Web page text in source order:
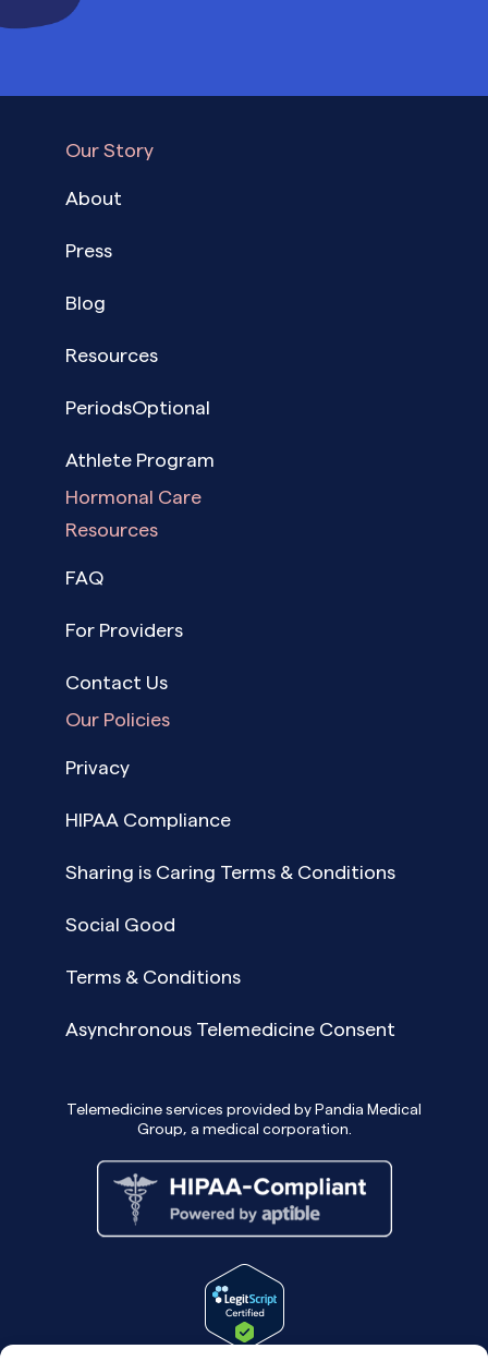
Our Story
About
Press
Blog
Resources
PeriodsOptional
Athlete Program
Hormonal Care
Resources
FAQ
For Providers
Contact Us
Our Policies
Privacy
HIPAA Compliance
Sharing is Caring Terms & Conditions
Social Good
Terms & Conditions
Asynchronous Telemedicine Consent
Telemedicine services provided by Pandia Medical
Group, a medical corporation.